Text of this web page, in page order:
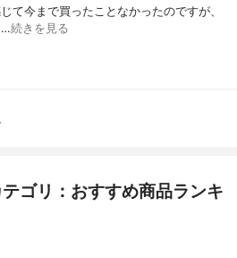
て今まで買ったことなかったのですが、
…続きを見る
ゴリ：おすすめ商品ランキ